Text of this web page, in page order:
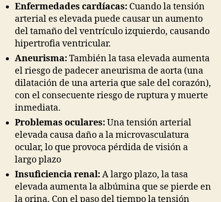
Enfermedades cardíacas: Cuando la tensión
arterial es elevada puede causar un aumento
del tamaño del ventrículo izquierdo, causando
hipertrofia ventricular.
Aneurisma:También la tasa elevada aumenta
el riesgo de padecer aneurisma de aorta (una
dilatación de una arteria que sale del corazón),
con el consecuente riesgo de ruptura y muerte
inmediata.
Problemas oculares:Una tensión arterial
elevada causa daño a la microvasculatura
ocular, lo que provoca pérdida de visión a
largo plazo
Insuficiencia renal:A largo plazo, la tasa
elevada aumenta la albúmina que se pierde en
la orina. Con el paso del tiempo la tensión